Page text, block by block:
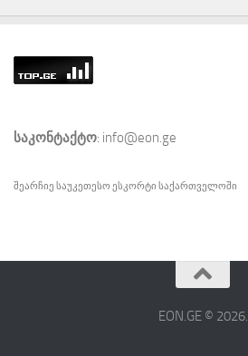
საკონტაქტო: info@eon.ge
შეარჩიე საუკეთესო ესკორტი საქართველოში
EON.GE © 2026.